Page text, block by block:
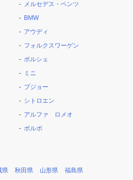
メルセデス・ベンツ
BMW
アウディ
フォルクスワーゲン
ポルシェ
ミニ
プジョー
シトロエン
アルファ ロメオ
ボルボ
県 秋田県 山形県 福島県